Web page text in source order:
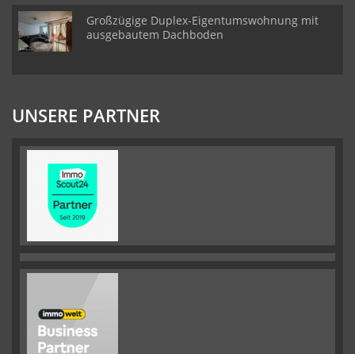
Großzügige Duplex-Eigentumswohnung mit
ausgebautem Dachboden
UNSERE PARTNER